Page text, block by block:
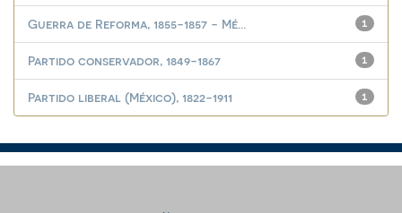
1
Guerra de Reforma, 1855-1857 - Mé...
1
Partido conservador, 1849-1867
1
Partido liberal (México), 1822-1911